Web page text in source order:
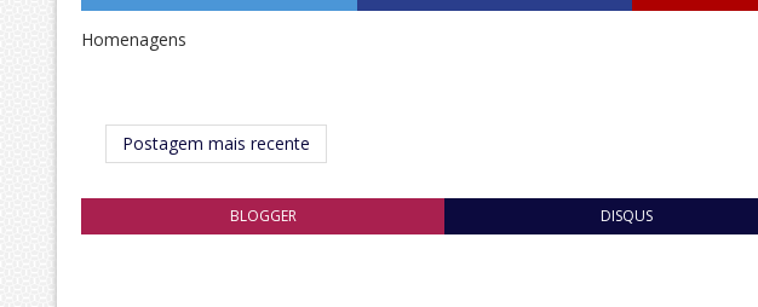
Homenagens
Postagem mais recente
BLOGGER DISQUS